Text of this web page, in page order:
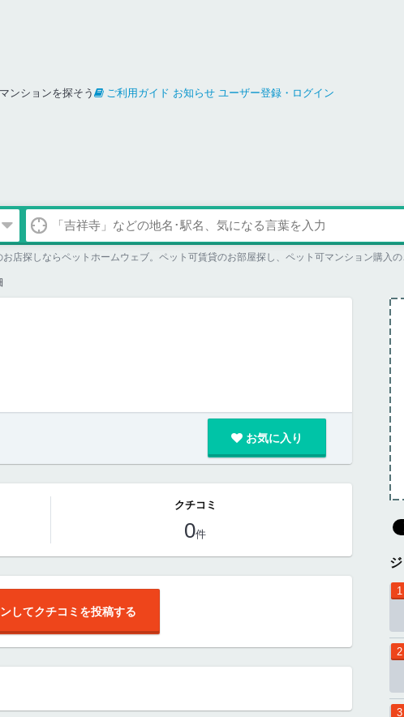
ンションを探そう
ご利用ガイド お知らせ ユーザー登録・ログイン
店探しならペットホームウェブ。ペット可賃貸のお部屋探し、ペット可マンション購入の
お気に入り
クチコミ
0件
してクチコミを投稿する